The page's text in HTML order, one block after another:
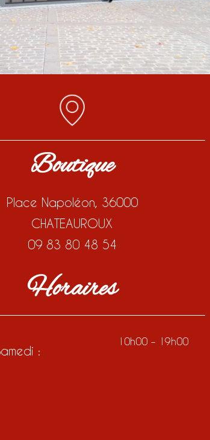
Boutique
Place Napoléon, 36000
CHATEAUROUX
09 83 80 48 54
Horaires
:
10h00 – 19h00